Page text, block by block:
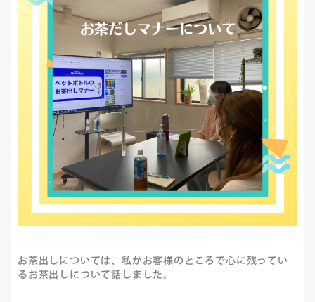
お茶出しについては、私がお客様のところで心に残ってい
るお茶出しについて話しました。